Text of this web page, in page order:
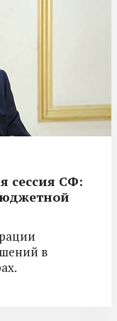
сессия СФ:
в